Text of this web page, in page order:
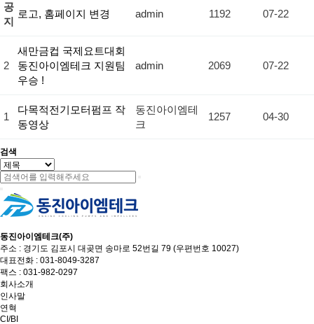
공
지
로고, 홈페이지 변경 admin 1192 07-22
2
새만금컵 국제요트대회
동진아이엠테크 지원팀
우승 !
admin 2069 07-22
1
다목적전기모터펌프 작
동영상
동진아이엠테
크
1257 04-30
검색
동진아이엠테크(주)
주소 : 경기도 김포시 대곶면 송마로 52번길 79 (우편번호 10027)
대표전화 : 031-8049-3287
팩스 : 031-982-0297
회사소개
인사말
연혁
CI/BI